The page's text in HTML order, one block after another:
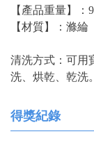
【產品重量】：
【材質】：滌綸
清洗方式：可用
洗、烘乾、乾洗。
得獎紀錄